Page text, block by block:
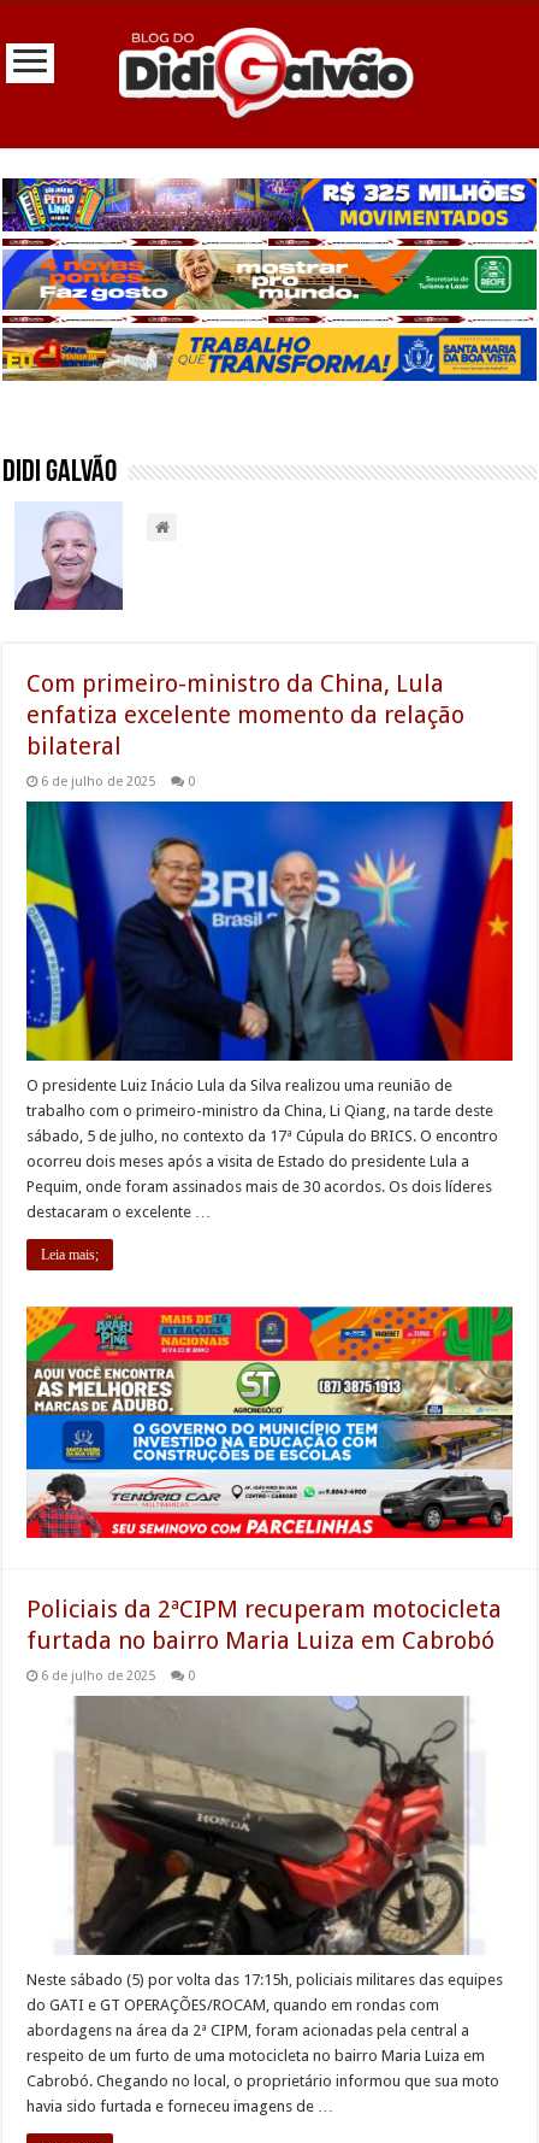
Didi Galvão
Com primeiro-ministro da China, Lula
enfatiza excelente momento da relação
bilateral
6 de julho de 2025 0
O presidente Luiz Inácio Lula da Silva realizou uma reunião de
trabalho com o primeiro-ministro da China, Li Qiang, na tarde deste
sábado, 5 de julho, no contexto da 17ª Cúpula do BRICS. O encontro
ocorreu dois meses após a visita de Estado do presidente Lula a
Pequim, onde foram assinados mais de 30 acordos. Os dois líderes
destacaram o excelente …
Leia mais;
Policiais da 2ªCIPM recuperam motocicleta
furtada no bairro Maria Luiza em Cabrobó
6 de julho de 2025 0
Neste sábado (5) por volta das 17:15h, policiais militares das equipes
do GATI e GT OPERAÇÕES/ROCAM, quando em rondas com
abordagens na área da 2ª CIPM, foram acionadas pela central a
respeito de um furto de uma motocicleta no bairro Maria Luiza em
Cabrobó. Chegando no local, o proprietário informou que sua moto
havia sido furtada e forneceu imagens de …